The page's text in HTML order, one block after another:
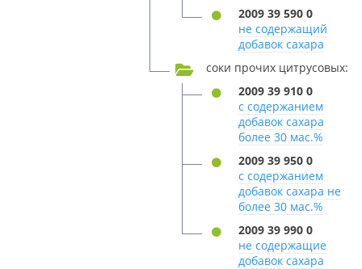
2009 39 590 0
не содержащий
добавок сахара
соки прочих цитрусовых:
2009 39 910 0
с содержанием
добавок сахара
более 30 мас.%
2009 39 950 0
с содержанием
добавок сахара не
более 30 мас.%
2009 39 990 0
не содержащие
добавок сахара